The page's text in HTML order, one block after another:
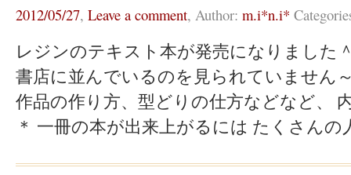
2012/05/27, Leave a comment, Author: m.i*n.i*
レジンのテキスト本が発売になりました
書店に並んでいるのを見られていません
作品の作り方、型どりの仕方などなど、
＊ 一冊の本が出来上がるには たくさん